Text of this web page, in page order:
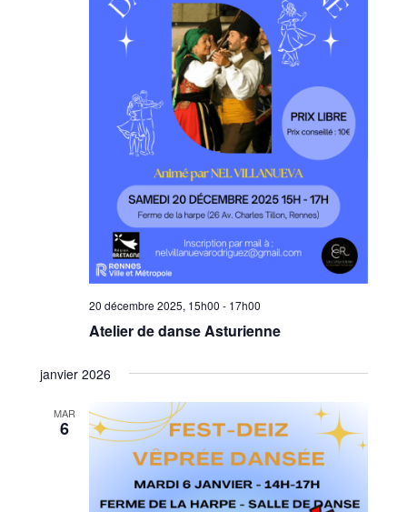
20 décembre 2025, 15h00 - 17h00
Atelier de danse Asturienne
janvier 2026
MAR
6